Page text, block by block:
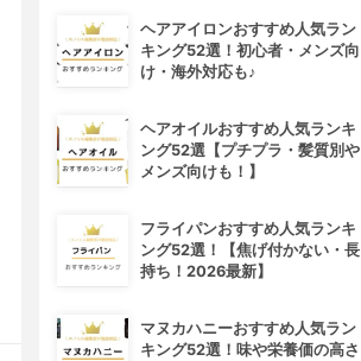
ヘアアイロンおすすめ人気ラン
キング52選！初心者・メンズ向
け・海外対応も♪
ヘアオイルおすすめ人気ランキ
ング52選【プチプラ・髪質別や
メンズ向けも！】
フライパンおすすめ人気ランキ
ング52選！【焦げ付かない・長
持ち！2026最新】
マヌカハニーおすすめ人気ラン
キング52選！味や栄養価の高さ